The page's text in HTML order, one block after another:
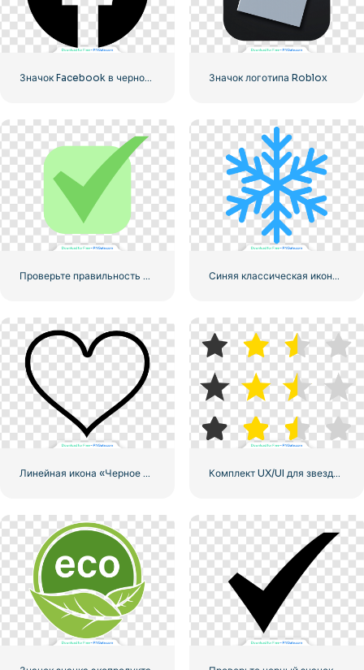
Значок Facebook в черном кружке Значок логотипа Roblox